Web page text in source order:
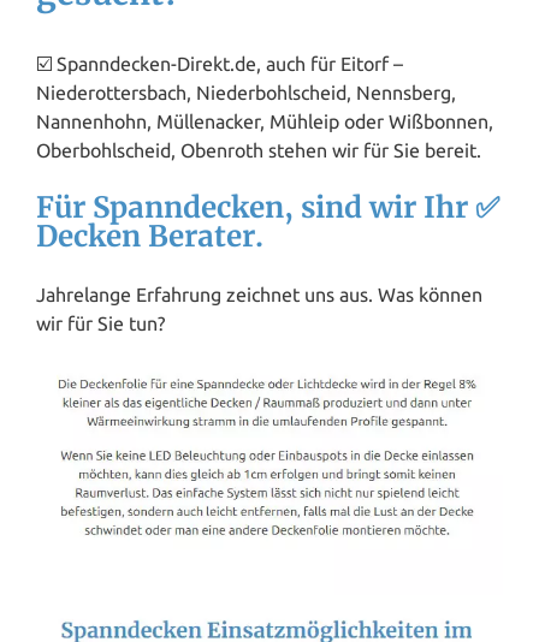
☑️ Spanndecken-Direkt.de, auch für Eitorf –
Niederottersbach, Niederbohlscheid, Nennsberg,
Nannenhohn, Müllenacker, Mühleip oder Wißbonnen,
Oberbohlscheid, Obenroth stehen wir für Sie bereit.
Für Spanndecken, sind wir Ihr ✅
Decken Berater.
Jahrelange Erfahrung zeichnet uns aus. Was können
wir für Sie tun?